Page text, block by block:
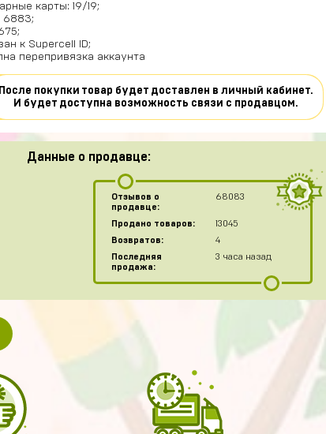
карты: 19/19;
6883;
к Supercell ID;
перепривязка аккаунта
После покупки товар будет доставлен в личный кабинет.
И будет доступна возможность связи с продавцом.
Данные о продавце:
Отзывов о
продавце:
68083
Продано товаров:
13045
Возвратов:
4
Последняя
продажа:
3 часа назад